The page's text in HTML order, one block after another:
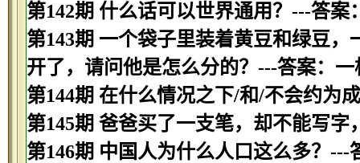
第142期 什么话可以世界通用？---答案
第143期 一个袋子里装着黄豆和绿豆
开了，请问他是怎么分的？---答案：
第144期 在什么情况之下/和/不会约为
第145期 爸爸买了一支笔，却不能写
第146期 中国人为什么人口这么多？---